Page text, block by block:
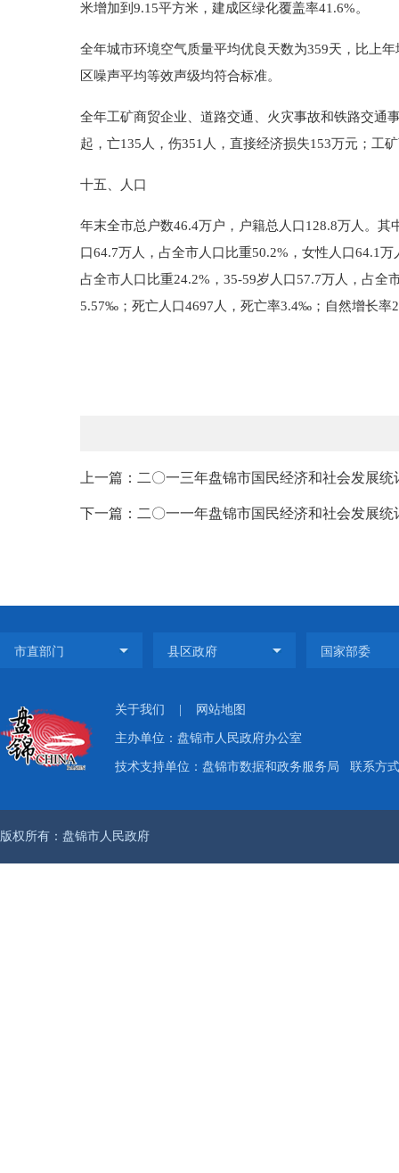
米增加到9.15平方米，建成区绿化覆盖率41.6%。
全年城市环境空气质量平均优良天数为359天，比上
区噪声平均等效声级均符合标准。
全年工矿商贸企业、道路交通、火灾事故和铁路交通
起，亡135人，伤351人，直接经济损失153万元；工
十五、人口
年末全市总户数46.4万户，户籍总人口128.8万人。
口64.7万人，占全市人口比重50.2%，女性人口64.1
占全市人口比重24.2%，35-59岁人口57.7万人，占全
5.57‰；死亡人口4697人，死亡率3.4‰；自然增长率
上一篇：二〇一三年盘锦市国民经济和社会发展统
下一篇：二〇一一年盘锦市国民经济和社会发展统
关于我们 网站地图
主办单位：盘锦市人民政府办公室
技术支持单位：盘锦市数据和政务服务局 联系方
版权所有：盘锦市人民政府